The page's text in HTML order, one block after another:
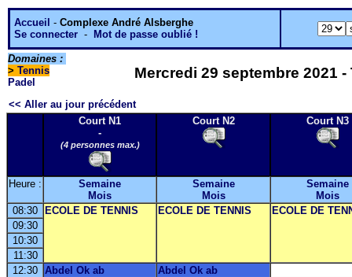
Accueil - Complexe André Alsberghe
Se connecter - Mot de passe oublié !
Domaines :
> Tennis
Padel
Mercredi 29 septembre 2021
<< Aller au jour précédent
Court N1
-
(4 personnes max.)
Court N2 Court N3
Heure :
Semaine
Mois
Semaine
Mois
Semaine
Mois
08:30
ECOLE DE TENNIS ECOLE DE TENNIS
ECOLE DE
09:30
10:30
11:30
12:30 Abdel Ok ab
Abdel Ok ab